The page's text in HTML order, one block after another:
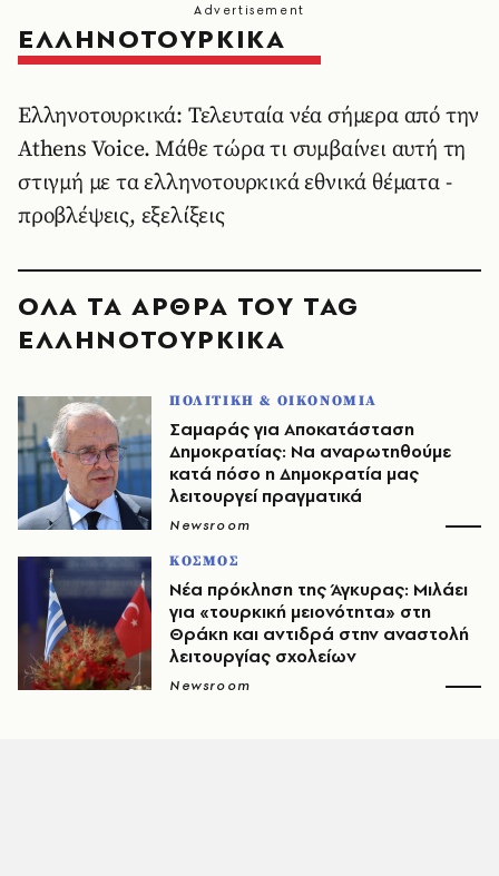
ΕΛΛΗΝΟΤΟΥΡΚΙΚΑ
Ελληνοτουρκικά: Τελευταία νέα σήμερα από την
Athens Voice. Μάθε τώρα τι συμβαίνει αυτή τη
στιγμή με τα ελληνοτουρκικά εθνικά θέματα -
προβλέψεις, εξελίξεις
ΟΛΑ ΤΑ ΑΡΘΡΑ ΤΟΥ TAG
ΕΛΛΗΝΟΤΟΥΡΚΙΚΑ
ΠΟΛΙΤΙΚΗ & ΟΙΚΟΝΟΜΙΑ
Σαμαράς για Αποκατάσταση
Δημοκρατίας: Να αναρωτηθούμε
κατά πόσο η Δημοκρατία μας
λειτουργεί πραγματικά
Newsroom
ΚΟΣΜΟΣ
Νέα πρόκληση της Άγκυρας: Μιλάει
για «τουρκική μειονότητα» στη
Θράκη και αντιδρά στην αναστολή
λειτουργίας σχολείων
Newsroom